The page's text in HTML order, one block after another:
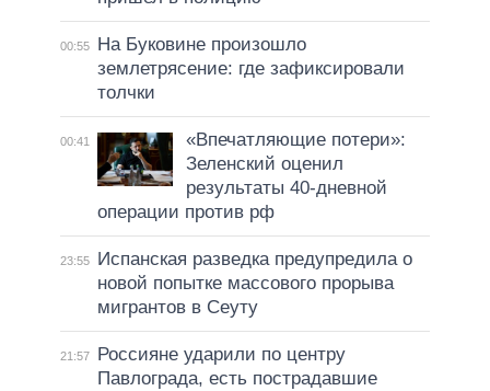
00:55
На Буковине произошло
землетрясение: где зафиксировали
толчки
00:41
«Впечатляющие потери»:
Зеленский оценил
результаты 40-дневной
операции против рф
23:55
Испанская разведка предупредила о
новой попытке массового прорыва
мигрантов в Сеуту
21:57
Россияне ударили по центру
Павлограда, есть пострадавшие